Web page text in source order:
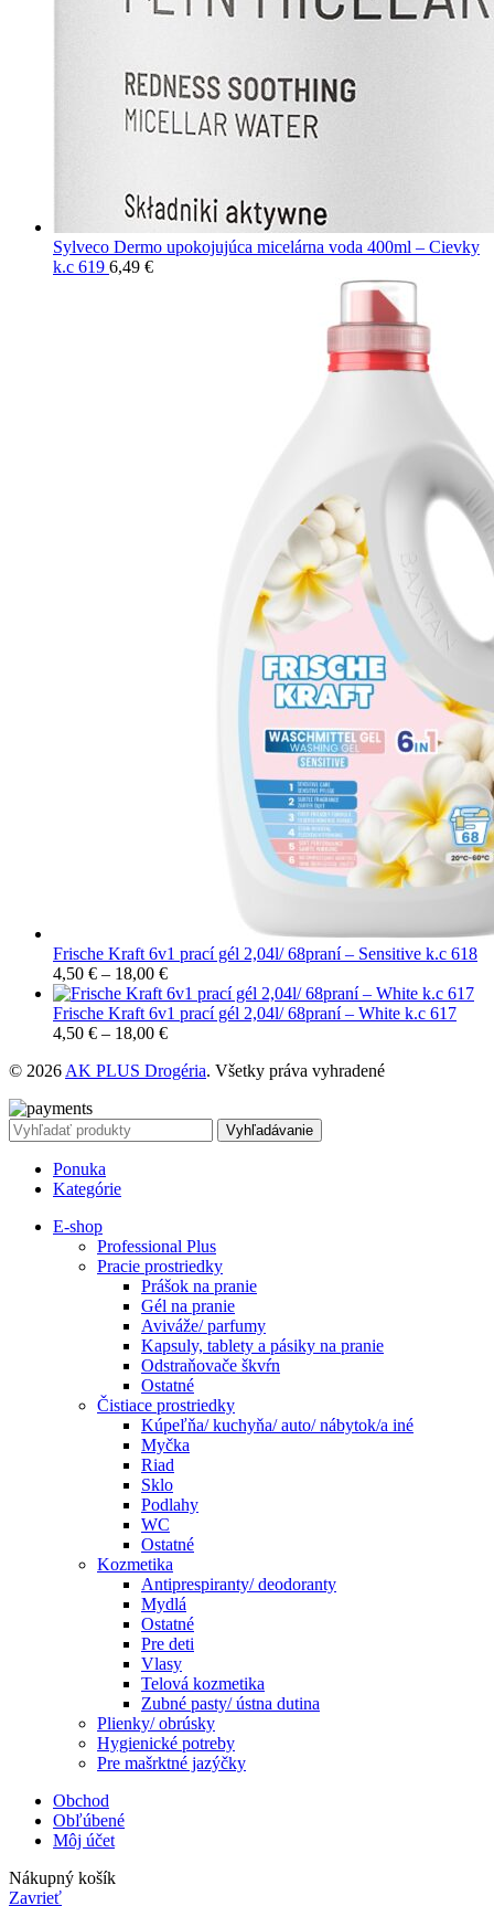
Sylveco Dermo upokojujúca micelárna voda 400ml – Cievky
k.c 619 6,49 €
Frische Kraft 6v1 prací gél 2,04l/ 68praní – Sensitive k.c 618
4,50 € – 18,00 €
Frische Kraft 6v1 prací gél 2,04l/ 68praní – White k.c 617
4,50 € – 18,00 €
© 2026 AK PLUS Drogéria. Všetky práva vyhradené
Vyhľadávanie
Ponuka
Kategórie
E-shop
Professional Plus
Pracie prostriedky
Prášok na pranie
Gél na pranie
Aviváže/ parfumy
Kapsuly, tablety a pásiky na pranie
Odstraňovače škvŕn
Ostatné
Čistiace prostriedky
Kúpeľňa/ kuchyňa/ auto/ nábytok/a iné
Myčka
Riad
Sklo
Podlahy
WC
Ostatné
Kozmetika
Antiprespiranty/ deodoranty
Mydlá
Ostatné
Pre deti
Vlasy
Telová kozmetika
Zubné pasty/ ústna dutina
Plienky/ obrúsky
Hygienické potreby
Pre mašrktné jazýčky
Obchod
Obľúbené
Môj účet
Nákupný košík
Zavrieť